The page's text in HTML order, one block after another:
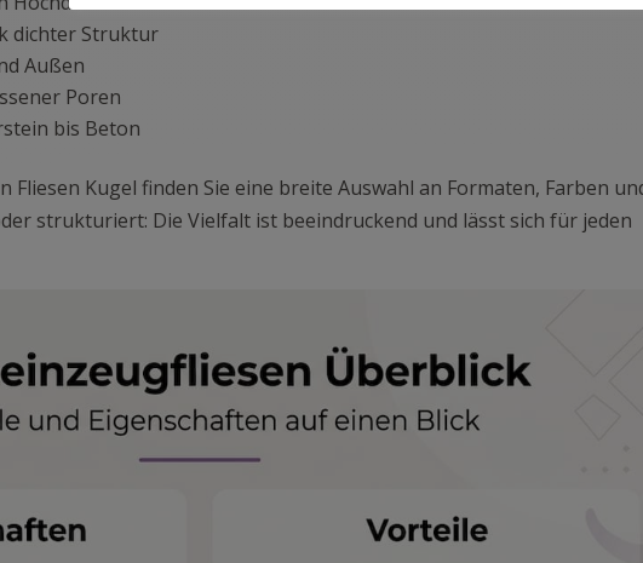
dichter Struktur
Außen
Poren
bis Beton
Fliesen Kugel finden Sie eine breite Auswahl an Formaten, Farben
strukturiert: Die Vielfalt ist beeindruckend und lässt sich für jeden